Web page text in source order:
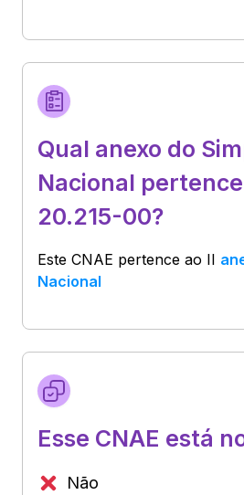
Qual anexo do
Nacional pertence
20.215-00?
Este CNAE pertence ao II
Nacional
Esse CNAE está
Não